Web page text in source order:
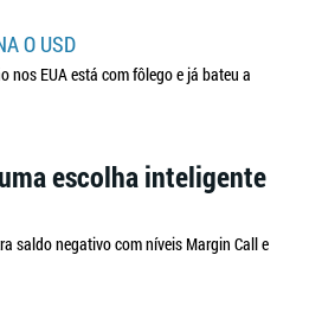
O USD
nos EUA está com fôlego e já bateu a
escolha inteligente
saldo negativo com níveis Margin Call e